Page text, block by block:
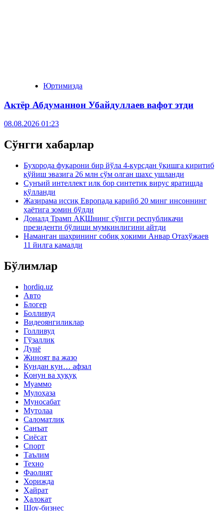
Юртимизда
Актёр Абду­маннон Убайдуллаев вафот этди
08.08.2026 01:23
Сўнгги хабарлар
Бухорода фуқарони бир йўла 4-курсдан ўқишга киритиб
қўйиш эвазига 26 млн сўм олган шахс ушланди
Сунъий интеллект илк бор синтетик вирус яратишда
қўлланди
Жазирама иссиқ Европада қарийб 20 минг инсоннинг
ҳаётига зомин бўлди
Доналд Трамп АҚШнинг сўнгги республикачи
президенти бўлиши мумкинлигини айтди
Наманган шаҳрининг собиқ ҳокими Анвар Отахўжаев
11 йилга қамалди
Бўлимлар
hordiq.uz
Авто
Блогер
Болливуд
Видеоянгиликлар
Голливуд
Гўзаллик
Дунё
Жиноят ва жазо
Кундан кун… афзал
Қонун ва ҳуқуқ
Муаммо
Мулоҳаза
Муносабат
Мутолаа
Саломатлик
Санъат
Сиёсат
Спорт
Таълим
Техно
Фаолият
Хорижда
Ҳайрат
Ҳалокат
Шоу-бизнес